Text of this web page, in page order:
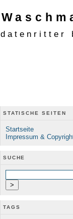
datenritter
STATISCHE SEITEN
Startseite
Impressum &
SUCHE
TAGS